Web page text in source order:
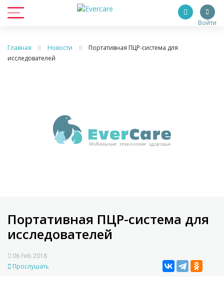
Войти
Главная Новости
Портативная ПЦР-система для
исследователей
Портативная ПЦР-система для
исследователей
06 Feb 2018
Прослушать